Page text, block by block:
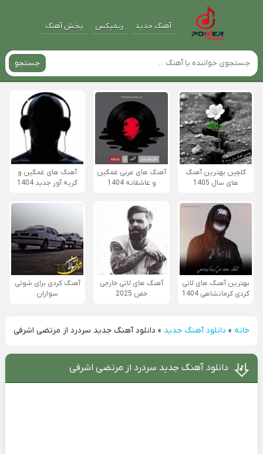
آهنگ جدید ریمیکس پخش آهنگ
جستجو
گلچین بهترین آهنگ
های سال 1405
آهنگ های عربی غمگین
و عاشقانه 1404
آهنگ های غمگین و
گریه آور جدید 1404
بهترین آهنگ های لاتی
کردی کرمانشاهی 1404
آهنگ های لاتی خارجی
خفن 2025
آهنگ کردی برای شوتی
سواران
خانه» دانلود آهنگ جدید » دانلود آهنگ جدید سردرد از مرتضی اشرفی
دانلود آهنگ جدید سردرد از مرتضی اشرفی